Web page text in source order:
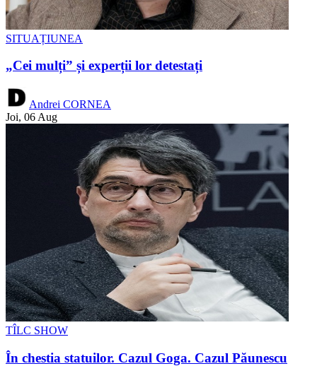
SITUAȚIUNEA
„Cei mulți” și experții lor detestați
Andrei CORNEA
Joi, 06 Aug
TÎLC SHOW
În chestia statuilor. Cazul Goga. Cazul Păunescu